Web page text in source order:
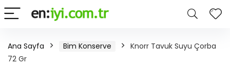
Ana Sayfa Bim Konserve
Knorr Tavuk Suyu Çorba
72 Gr